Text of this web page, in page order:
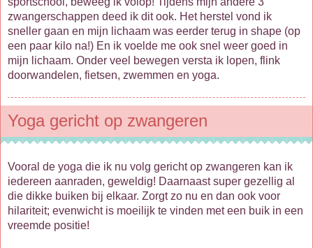
zwangerschappen deed ik dit ook. Het herstel vond ik
sneller gaan en mijn lichaam was eerder terug in shape (op
een paar kilo na!) En ik voelde me ook snel weer goed in
mijn lichaam. Onder veel bewegen versta ik lopen, flink
doorwandelen, fietsen, zwemmen en yoga.
Yoga gericht op zwangeren
Vooral de yoga die ik nu volg gericht op zwangeren kan ik
iedereen aanraden, geweldig! Daarnaast super gezellig al
die dikke buiken bij elkaar. Zorgt zo nu en dan ook voor
hilariteit; evenwicht is moeilijk te vinden met een buik in een
vreemde positie!